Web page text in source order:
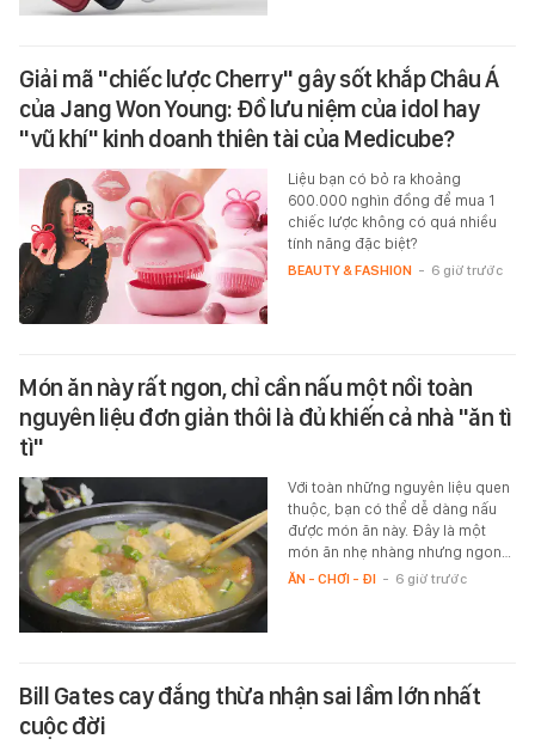
Giải mã "chiếc lược Cherry" gây sốt khắp Châu Á
của Jang Won Young: Đồ lưu niệm của idol hay
"vũ khí" kinh doanh thiên tài của Medicube?
Liệu bạn có bỏ ra khoảng
600.000 nghìn đồng để mua 1
chiếc lược không có quá nhiều
tính năng đặc biệt?
BEAUTY & FASHION - 6 giờ trước
Món ăn này rất ngon, chỉ cần nấu một nồi toàn
nguyên liệu đơn giản thôi là đủ khiến cả nhà "ăn tì
tì"
Với toàn những nguyên liệu quen
thuộc, bạn có thể dễ dàng nấu
được món ăn này. Đây là một
món ăn nhẹ nhàng nhưng ngon…
ĂN - CHƠI - ĐI - 6 giờ trước
Bill Gates cay đắng thừa nhận sai lầm lớn nhất
cuộc đời